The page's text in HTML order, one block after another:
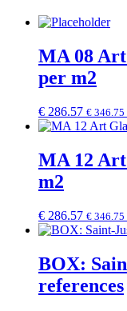
MA 08 Art
per m2
€ 286.57 € 346.75
MA 12
m2
€ 286.57 € 346.75
BOX:
references